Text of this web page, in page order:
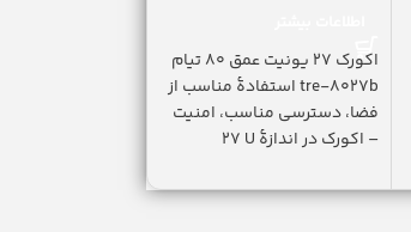
اکورک 27 یونیت عمق 80 تیام
tre-8027b استفادۀ مناسب از
فضا، دسترسی مناسب، امنیت
– اکورک در اندازۀ U ٢٧